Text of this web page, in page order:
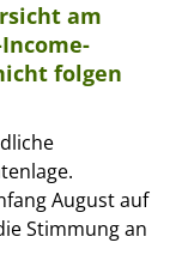
am
folgen
August auf
Stimmung an